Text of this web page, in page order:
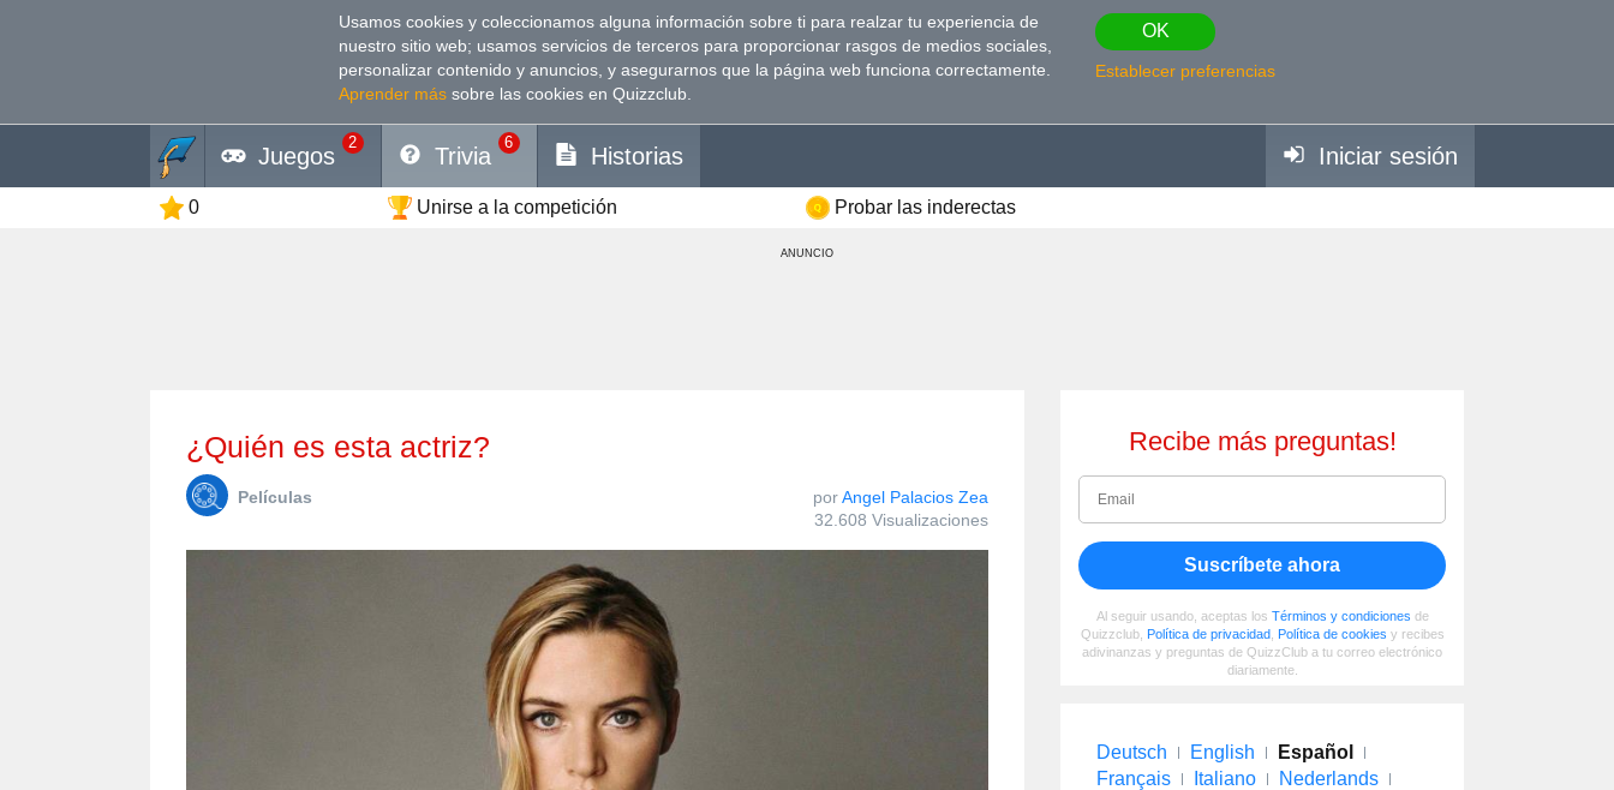
Usamos cookies y coleccionamos alguna información sobre ti para realzar tu experiencia de
nuestro sitio web; usamos servicios de terceros para proporcionar rasgos de medios sociales,
personalizar contenido y anuncios, y asegurarnos que la página web funciona correctamente.
Aprender más sobre las cookies en Quizzclub.
OK
Establecer preferencias
Juegos
2
Trivia
6
Historias Iniciar sesión
0 Unirse a la competición Probar las inderectas
ANUNCIO
¿Quién es esta actriz?
Películas porAngel Palacios Zea
32.608 Visualizaciones
Recibe más preguntas!
Suscríbete ahora
Al seguir usando, aceptas los Términos y condiciones de
Quizzclub, Política de privacidad, Política de cookies y recibes
adivinanzas y preguntas de QuizzClub a tu correo electrónico
diariamente.
Deutsch English
Español
Français
Italiano
Nederlands